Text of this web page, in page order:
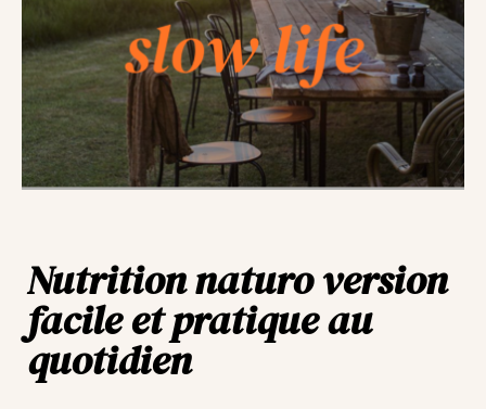
Nutrition naturo version
facile et pratique au
quotidien